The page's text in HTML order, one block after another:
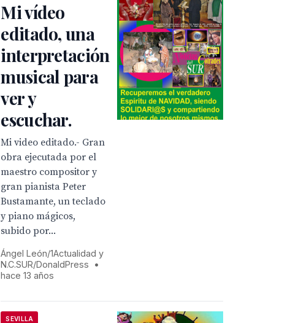
Mi vídeo
editado, una
interpretación
musical para
ver y
escuchar.
Mi video editado.- Gran
obra ejecutada por el
maestro compositor y
gran pianista Peter
Bustamante, un teclado
y piano mágicos,
subido por...
Ángel León/1Actualidad y
N.C.SUR/DonaldPress
•
hace 13 años
SEVILLA